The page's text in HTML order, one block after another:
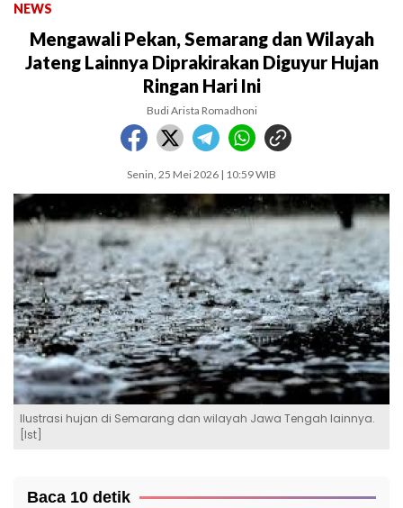
NEWS
Mengawali Pekan, Semarang dan Wilayah
Jateng Lainnya Diprakirakan Diguyur Hujan
Ringan Hari Ini
Budi Arista Romadhoni
Senin, 25 Mei 2026 | 10:59 WIB
Ilustrasi hujan di Semarang dan wilayah Jawa Tengah lainnya.
[Ist]
Baca 10 detik